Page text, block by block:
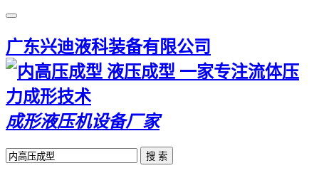
广东兴迪液科装备有限公司
一家专注流体压
力成形技术
成形液压机设备厂家
搜 索